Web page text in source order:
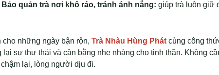
Bảo quản trà nơi khô ráo, tránh ánh nắng: giúp trà luôn giữ
cho những ngày bận rộn, Trà Nhàu Hùng Phát cùng công
lại sự thư thái và cân bằng nhẹ nhàng cho tinh thần. Không
lại, lòng người dịu đi.